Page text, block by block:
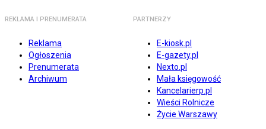
REKLAMA I PRENUMERATA
Reklama
Ogłoszenia
Prenumerata
Archiwum
PARTNERZY
E-kiosk.pl
E-gazety.pl
Nexto.pl
Mała księgowość
Kancelarierp.pl
Wieści Rolnicze
Życie Warszawy